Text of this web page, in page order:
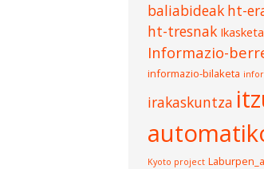
baliabideak ht-
ht-tresnak
Informazio-
informazio-bilaketa
irakaskuntza
Kyoto project